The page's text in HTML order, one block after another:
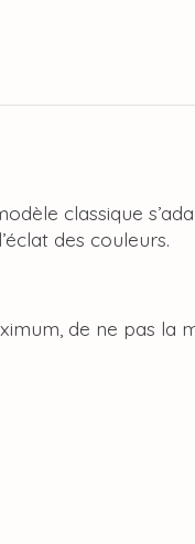
classique
des couleurs.
de ne pas la